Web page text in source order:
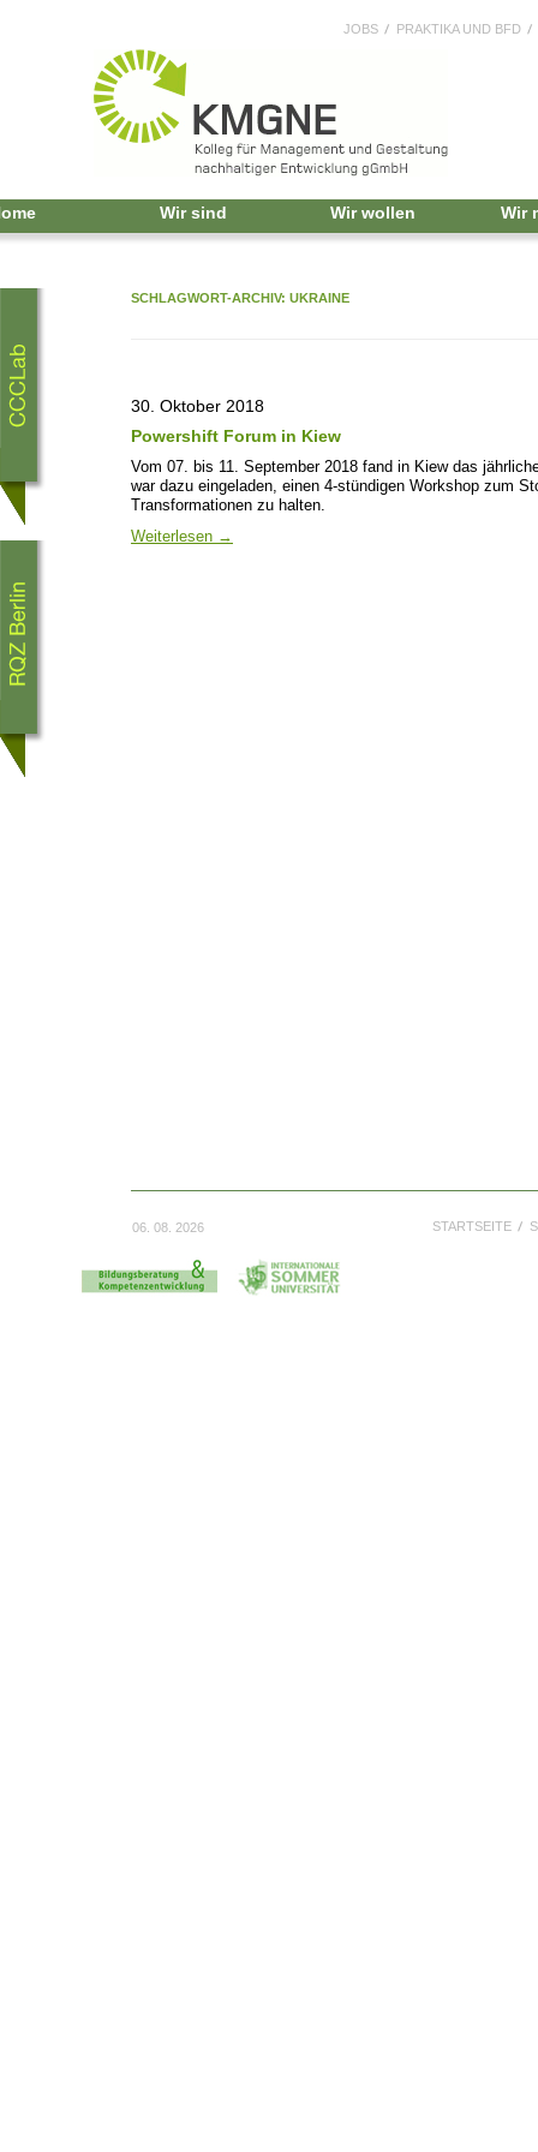
JOBS PRAKTIKA UND BFD
Wir sind Wir wollen Wir
SCHLAGWORT-ARCHIV: UKRAINE
30. Oktober 2018
Powershift Forum in Kiew
Vom 07. bis 11. September 2018 fand in Kiew das
war dazu eingeladen, einen 4-stündigen Workshop zum
Transformationen zu halten.
Weiterlesen →
06. 08. 2026 STARTSEITE